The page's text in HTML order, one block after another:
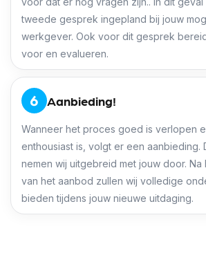
tweede gesprek ingepland bij jouw
werkgever. Ook voor dit gesprek
voor en evalueren.
Aanbieding!
Wanneer het proces goed is verlopen
enthousiast is, volgt er een aanbieding.
nemen wij uitgebreid met jouw door.
van het aanbod zullen wij volledige
bieden tijdens jouw nieuwe uitdaging.